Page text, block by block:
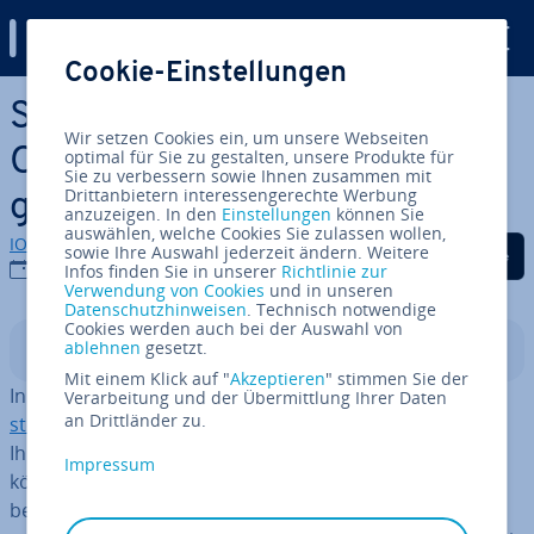
Zum Haupt­in­halt springen
Steu­er­klas­se wechseln –
Optionen und Vor­aus­set­zun­
gen
IONOS Redaktion
05.02.2019
Auf Facebook teilen
Auf Twitter teilen
Auf LinkedIn
In­halts­ver­zeich­nis
In welcherLohn­steu­er­klas­seSie sind und wie viel
steu­erSie ent­rich­ten müssen, hängt maß­geb­lich von
Ihrem Fa­mi­li­en­stand ab. Unter gewissen Umständen
können Sie Ihre steu­er­li­che Ein­stu­fung aber auch aktiv
be­ein­flus­sen – etwa infolge einer Heirat. Während Ehe­
Cookie-Einstellungen
Wir setzen Cookies ein, um unsere Webseiten
optimal für Sie zu gestalten, unsere Produkte für
Sie zu verbessern sowie Ihnen zusammen mit
Drittanbietern interessengerechte Werbung
anzuzeigen. In den Einstellungen können Sie
auswählen, welche Cookies Sie zulassen wollen,
sowie Ihre Auswahl jederzeit ändern. Weitere
Infos finden Sie in unserer Richtlinie zur
Verwendung von Cookies und in unseren
Datenschutzhinweisen. Technisch notwendige
Cookies werden auch bei der Auswahl von
ablehnen gesetzt.
Mit einem Klick auf "Akzeptieren" stimmen Sie der
Verarbeitung und der Übermittlung Ihrer Daten
an Drittländer zu.
Impressum